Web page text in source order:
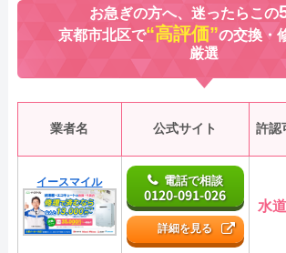
お急ぎの方へ、迷ったらこの
京都市北区で“高評価”の交換・
厳選
業者名 公式サイト 許認
イースマイル 電話で相談
0120-091-026
詳細を見る
水